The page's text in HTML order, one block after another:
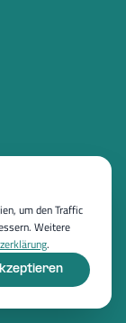
um den Traffic
Weitere
.